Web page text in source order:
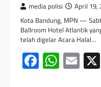
media polisi April 19,
Kota Bandung, MPN —
Ballroom Hotel Atlantik
telah digelar Acara Halal…
Facebook